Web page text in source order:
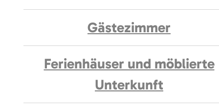
Gästezimmer
Ferienhäuser und möblierte
Unterkunft